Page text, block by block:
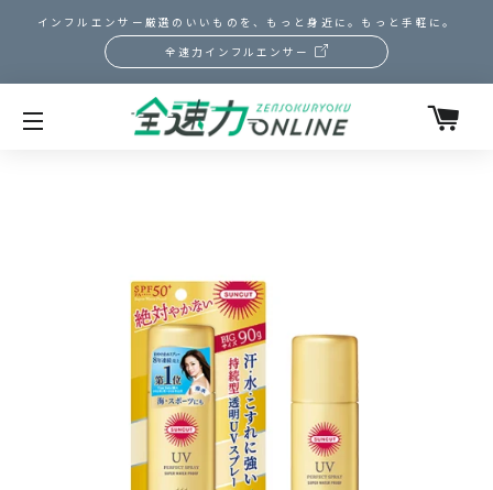
インフルエンサー厳選のいいものを、もっと身近に。もっと手軽に。
全速力インフルエンサー